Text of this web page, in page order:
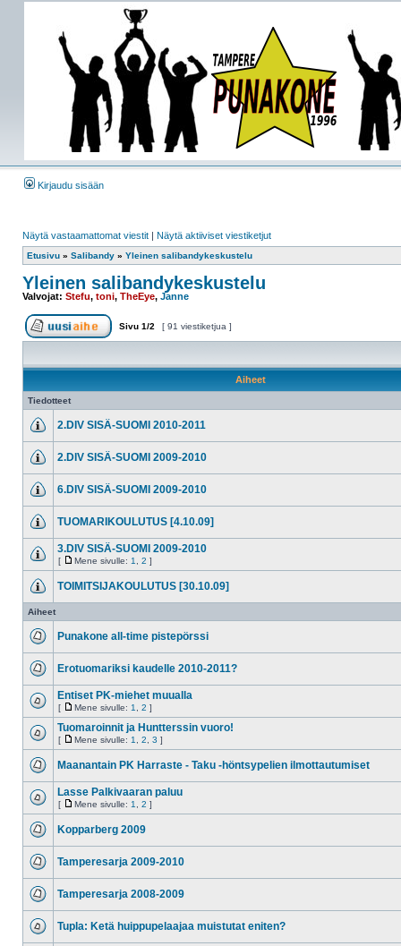
Kirjaudu sisään
Näytä vastaamattomat viestit | Näytä aktiiviset viestiketjut
Etusivu » Salibandy » Yleinen salibandykeskustelu
Yleinen salibandykeskustelu
Valvojat: Stefu, toni, TheEye, Janne
Sivu 1/2 [ 91 viestiketjua ]
Aiheet
Tiedotteet
2.DIV SISÄ-SUOMI 2010-2011
2.DIV SISÄ-SUOMI 2009-2010
6.DIV SISÄ-SUOMI 2009-2010
TUOMARIKOULUTUS [4.10.09]
3.DIV SISÄ-SUOMI 2009-2010
[ Mene sivulle: 1 2 ]
TOIMITSIJAKOULUTUS [30.10.09]
Aiheet
Punakone all-time pistepörssi
Erotuomariksi kaudelle 2010-2011?
Entiset PK-miehet muualla
[ Mene sivulle: 1 2 ]
Tuomaroinnit ja Huntterssin vuoro!
[ Mene sivulle: 1 2 3 ]
Maanantain PK Harraste - Taku -höntsypelien ilmottautumiset
Lasse Palkivaaran paluu
[ Mene sivulle: 1 2 ]
Kopparberg 2009
Tamperesarja 2009-2010
Tamperesarja 2008-2009
Tupla: Ketä huippupelaajaa muistutat eniten?